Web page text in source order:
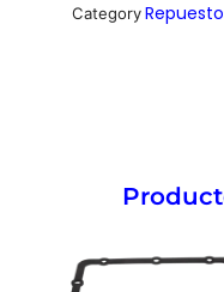
Category